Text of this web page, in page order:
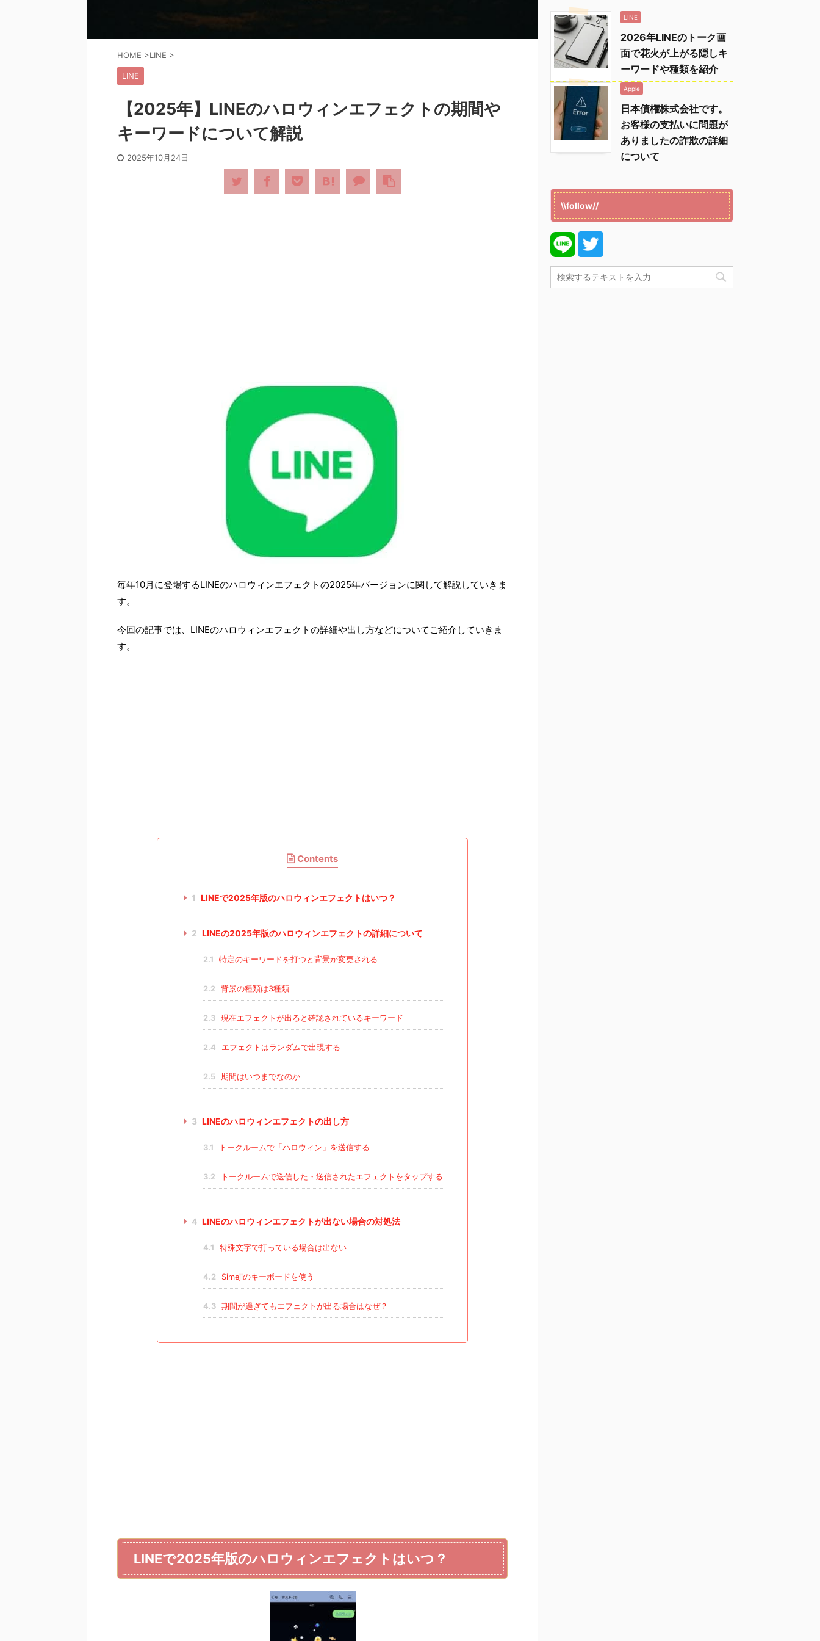
HOME >LINE >
LINE
【2025年】LINEのハロウィンエフェクトの期間や
キーワードについて解説
2025年10月24日
毎年10月に登場するLINEのハロウィンエフェクトの2025年バージョンに関して解説していきま
す。
今回の記事では、LINEのハロウィンエフェクトの詳細や出し方などについてご紹介していきま
す。
Contents
1 LINEで2025年版のハロウィンエフェクトはいつ？
2 LINEの2025年版のハロウィンエフェクトの詳細について
2.1 特定のキーワードを打つと背景が変更される
2.2 背景の種類は3種類
2.3 現在エフェクトが出ると確認されているキーワード
2.4 エフェクトはランダムで出現する
2.5 期間はいつまでなのか
3 LINEのハロウィンエフェクトの出し方
3.1 トークルームで「ハロウィン」を送信する
3.2 トークルームで送信した・送信されたエフェクトをタップする
4 LINEのハロウィンエフェクトが出ない場合の対処法
4.1 特殊文字で打っている場合は出ない
4.2 Simejiのキーボードを使う
4.3 期間が過ぎてもエフェクトが出る場合はなぜ？
LINEで2025年版のハロウィンエフェクトはいつ？
LINE
2026年LINEのトーク画
面で花火が上がる隠しキ
ーワードや種類を紹介
Apple
日本債権株式会社です。
お客様の支払いに問題が
ありましたの詐欺の詳細
について
\\follow//